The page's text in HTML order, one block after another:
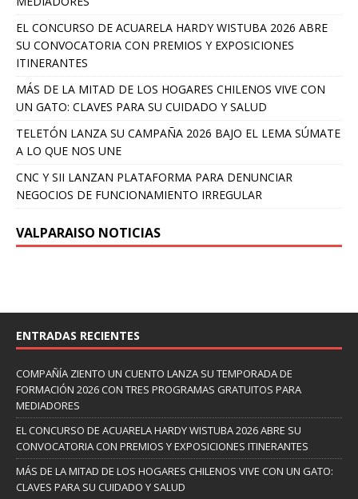
EL CONCURSO DE ACUARELA HARDY WISTUBA 2026 ABRE
SU CONVOCATORIA CON PREMIOS Y EXPOSICIONES
ITINERANTES
MÁS DE LA MITAD DE LOS HOGARES CHILENOS VIVE CON
UN GATO: CLAVES PARA SU CUIDADO Y SALUD
TELETÓN LANZA SU CAMPAÑA 2026 BAJO EL LEMA SÚMATE
A LO QUE NOS UNE
CNC Y SII LANZAN PLATAFORMA PARA DENUNCIAR
NEGOCIOS DE FUNCIONAMIENTO IRREGULAR
VALPARAISO NOTICIAS
ENTRADAS RECIENTES
COMPAÑÍA ZIENTO UN CUENTO LANZA SU TEMPORADA DE
FORMACIÓN 2026 CON TRES PROGRAMAS GRATUITOS PARA
MEDIADORES
EL CONCURSO DE ACUARELA HARDY WISTUBA 2026 ABRE SU
CONVOCATORIA CON PREMIOS Y EXPOSICIONES ITINERANTES
MÁS DE LA MITAD DE LOS HOGARES CHILENOS VIVE CON UN GATO:
CLAVES PARA SU CUIDADO Y SALUD